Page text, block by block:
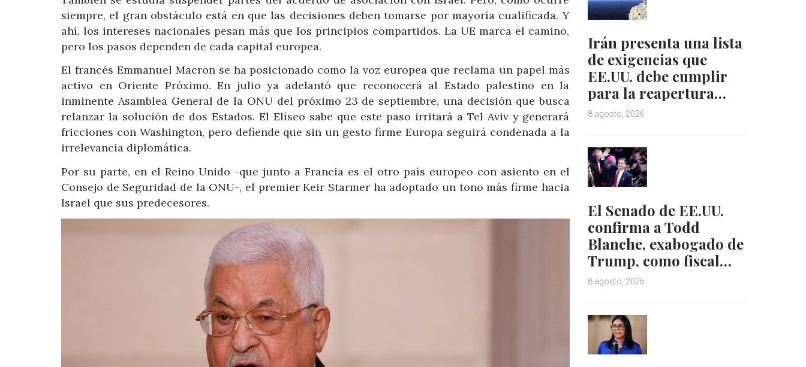
siempre, el gran obstáculo está en que las decisiones deben tomarse por mayoría cualificada. Y
ahí, los intereses nacionales pesan más que los principios compartidos. La UE marca el camino,
pero los pasos dependen de cada capital europea.
El francés Emmanuel Macron se ha posicionado como la voz europea que reclama un papel más
activo en Oriente Próximo. En julio ya adelantó que reconocerá al Estado palestino en la
inminente Asamblea General de la ONU del próximo 23 de septiembre, una decisión que busca
relanzar la solución de dos Estados. El Elíseo sabe que este paso irritará a Tel Aviv y generará
fricciones con Washington, pero defiende que sin un gesto firme Europa seguirá condenada a la
irrelevancia diplomática.
Por su parte, en el Reino Unido -que junto a Francia es el otro país europeo con asiento en el
Consejo de Seguridad de la ONU-, el premier Keir Starmer ha adoptado un tono más firme hacia
Israel que sus predecesores.
Irán presenta una lista
de exigencias que
EE.UU. debe cumplir
para la reapertura…
8 agosto, 2026
El Senado de EE.UU.
confirma a Todd
Blanche, exabogado de
Trump, como fiscal…
8 agosto, 2026